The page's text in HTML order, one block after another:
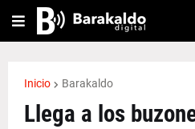
Inicio Barakaldo
Llega a los